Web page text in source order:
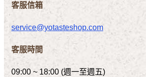
客服信箱
service@yotasteshop.com
客服時間
09:00 ~ 18:00 (週一至週五)